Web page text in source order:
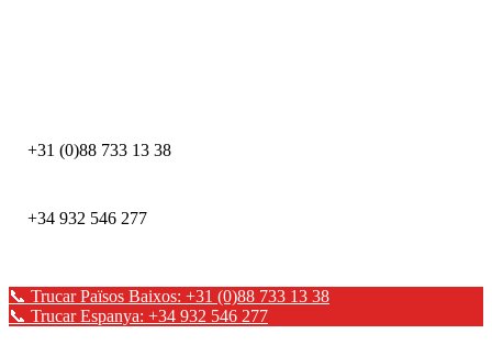
+31 (0)88 733 13 38
+34 932 546 277
📞 Trucar Països Baixos: +31 (0)88 733 13 38
📞 Trucar Espanya: +34 932 546 277